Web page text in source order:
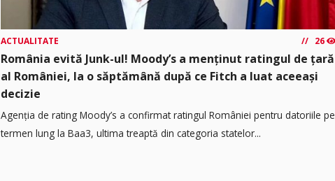
ACTUALITATE 26
România evită Junk-ul! Moody’s a menținut ratingul de țară
al României, la o săptămână după ce Fitch a luat aceeași
decizie
Agenția de rating Moody’s a confirmat ratingul României pentru datoriile pe
termen lung la Baa3, ultima treaptă din categoria statelor...